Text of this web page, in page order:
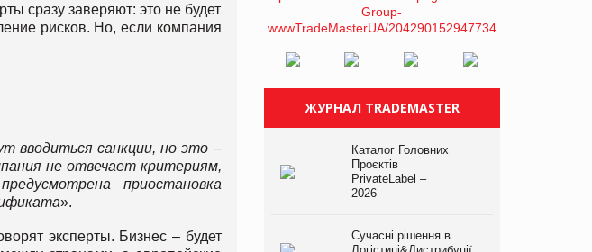
сразу заверяют: это не будет
рисков. Но, если компания
вводиться санкции, но это –
не отвечает критериям,
приостановка
».
эксперты. Бизнес – будет
ЖУРНАЛ TRADEMASTER
Каталог Головних
Проєктів
PrivateLabel –
2026
Сучасні рішення в